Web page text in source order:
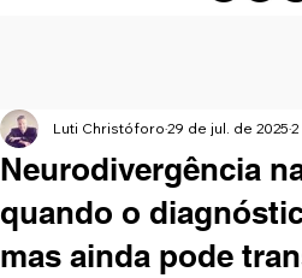
Neurodivergência
quando o
mas ainda pode
Luti Christóforo 29 de jul. de 2025